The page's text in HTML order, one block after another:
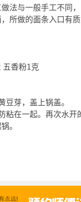
法与一般手工不同
所做的面条入口有
五香粉1克
豆芽，盖上锅盖。
粘在一起。再次水开
。